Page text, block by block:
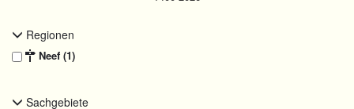
Regionen
Neef (1)
Sachgebiete